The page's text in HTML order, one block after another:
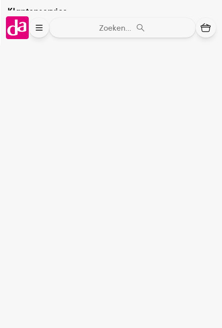
Zoeken...
Klantenservice
Assortiment